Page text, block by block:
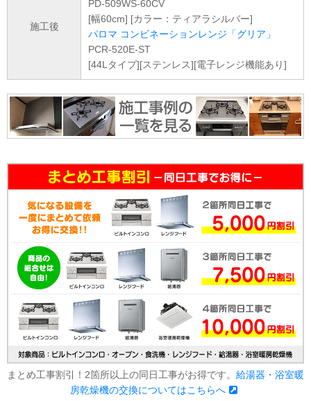
施工後
PD-509WS-60CV
[幅60cm] [カラー：ティアラシルバー]
パロマ コンビネーションレンジ「グリア」
PCR-520E-ST
[44Lタイプ][ステンレス][電子レンジ機能あり]
まとめ工事割引！2箇所以上の同日工事がお得です。 給湯器・浴室暖
房乾燥機の交換についてはこちらへ